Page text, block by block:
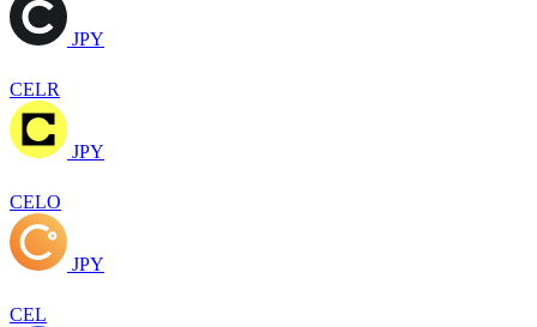
JPY
CELR
JPY
CELO
JPY
CEL